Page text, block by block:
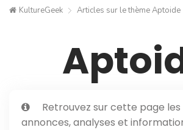
KultureGeek Articles sur le thèmeAptoide
Retrouvez sur cette page
annonces, analyses et